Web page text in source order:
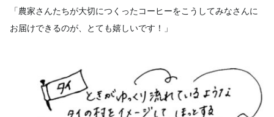
「農家さんたちが大切につくったコーヒーをこうしてみなさんに
お届けできるのが、とても嬉しいです！」